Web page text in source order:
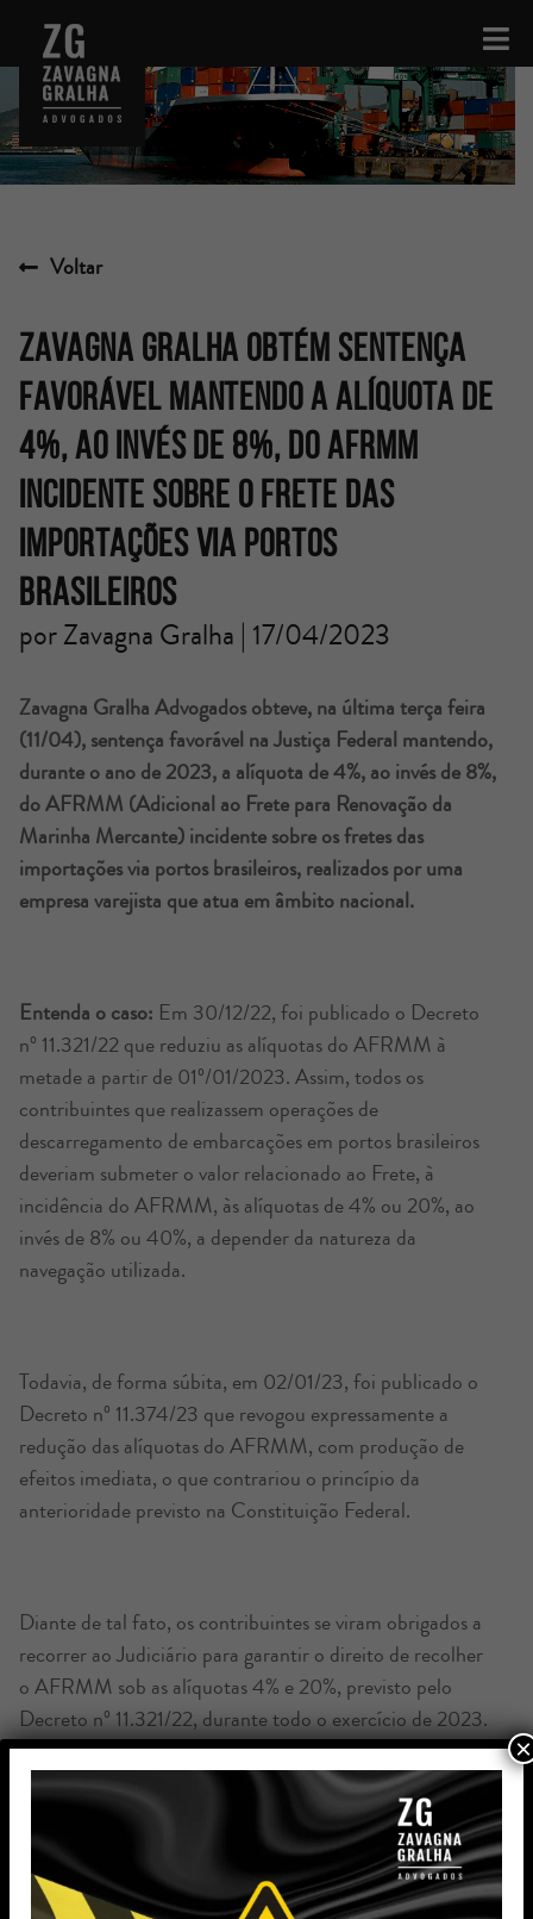
Voltar
Zavagna Gralha obtém sentença
favorável mantendo a alíquota de
4%, ao invés de 8%, do AFRMM
incidente sobre o frete das
importações via portos
brasileiros
por Zavagna Gralha | 17/04/2023
Zavagna Gralha Advogados obteve, na última terça feira
(11/04), sentença favorável na Justiça Federal mantendo,
durante o ano de 2023, a alíquota de 4%, ao invés de 8%,
do AFRMM (Adicional ao Frete para Renovação da
Marinha Mercante) incidente sobre os fretes das
importações via portos brasileiros, realizados por uma
empresa varejista que atua em âmbito nacional.
Entenda o caso: Em 30/12/22, foi publicado o Decreto
nº 11.321/22 que reduziu as alíquotas do AFRMM à
metade a partir de 01º/01/2023. Assim, todos os
contribuintes que realizassem operações de
descarregamento de embarcações em portos brasileiros
deveriam submeter o valor relacionado ao Frete, à
incidência do AFRMM, às alíquotas de 4% ou 20%, ao
invés de 8% ou 40%, a depender da natureza da
navegação utilizada.
Todavia, de forma súbita, em 02/01/23, foi publicado o
Decreto nº 11.374/23 que revogou expressamente a
redução das alíquotas do AFRMM, com produção de
efeitos imediata, o que contrariou o princípio da
anterioridade previsto na Constituição Federal.
Diante de tal fato, os contribuintes se viram obrigados a
recorrer ao Judiciário para garantir o direito de recolher
o AFRMM sob as alíquotas 4% e 20%, previsto pelo
Decreto nº 11.321/22, durante todo o exercício de 2023.
Ao analisar o caso sob o nosso patrocínio, a Juíza da 2ª
Vara Federal de Joinville/SC, considerou que
“independentemente dos motivos que levaram a esse
×